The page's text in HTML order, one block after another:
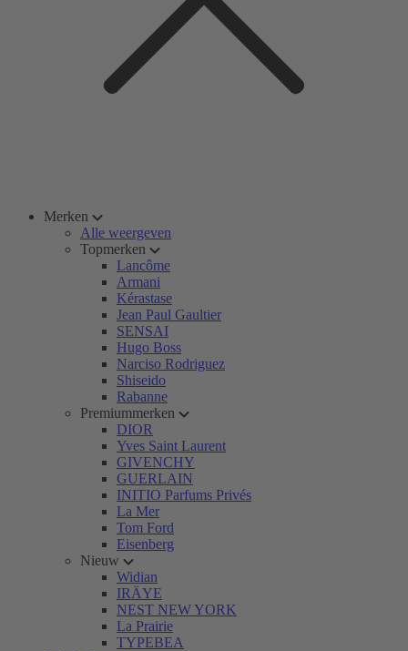
Merken
Alle weergeven
Topmerken
Lancôme
Armani
Kérastase
Jean Paul Gaultier
SENSAI
Hugo Boss
Narciso Rodriguez
Shiseido
Rabanne
Premiummerken
DIOR
Yves Saint Laurent
GIVENCHY
GUERLAIN
INITIO Parfums Privés
La Mer
Tom Ford
Eisenberg
Nieuw
Widian
IRÄYE
NEST NEW YORK
La Prairie
TYPEBEA